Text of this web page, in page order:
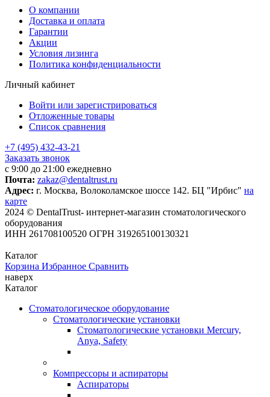
О компании
Доставка и оплата
Гарантии
Акции
Условия лизинга
Политика конфиденциальности
Личный кабинет
Войти или зарегистрироваться
Отложенные товары
Список сравнения
+7 (495) 432-43-21
Заказать звонок
с 9:00 до 21:00 ежедневно
Почта: zakaz@dentaltrust.ru
Адрес: г. Москва, Волоколамское шоссе 142. БЦ "Ирбис" на
карте
2024 © DentalTrust- интернет-магазин стоматологического
оборудования
ИНН 261708100520 ОГРН 319265100130321
Каталог
Корзина Избранное Сравнить
наверх
Каталог
Стоматологическое оборудование
Стоматологические установки
Стоматологические установки Mercury,
Anya, Safety
Компрессоры и аспираторы
Аспираторы